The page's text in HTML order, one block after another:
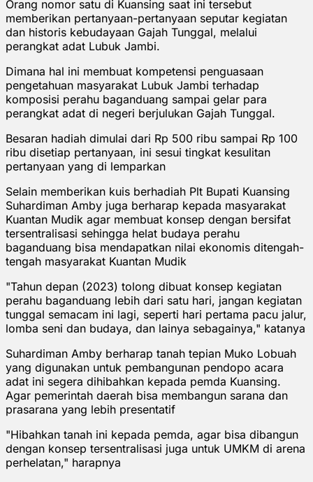
Orang nomor satu di Kuansing saat ini tersebut
memberikan pertanyaan-pertanyaan seputar kegiatan
dan historis kebudayaan Gajah Tunggal, melalui
perangkat adat Lubuk Jambi.
Dimana hal ini membuat kompetensi penguasaan
pengetahuan masyarakat Lubuk Jambi terhadap
komposisi perahu baganduang sampai gelar para
perangkat adat di negeri berjulukan Gajah Tunggal.
Besaran hadiah dimulai dari Rp 500 ribu sampai Rp 100
ribu disetiap pertanyaan, ini sesui tingkat kesulitan
pertanyaan yang di lemparkan
Selain memberikan kuis berhadiah Plt Bupati Kuansing
Suhardiman Amby juga berharap kepada masyarakat
Kuantan Mudik agar membuat konsep dengan bersifat
tersentralisasi sehingga helat budaya perahu
baganduang bisa mendapatkan nilai ekonomis ditengah-
tengah masyarakat Kuantan Mudik
"Tahun depan (2023) tolong dibuat konsep kegiatan
perahu baganduang lebih dari satu hari, jangan kegiatan
tunggal semacam ini lagi, seperti hari pertama pacu jalur,
lomba seni dan budaya, dan lainya sebagainya," katanya
Suhardiman Amby berharap tanah tepian Muko Lobuah
yang digunakan untuk pembangunan pendopo acara
adat ini segera dihibahkan kepada pemda Kuansing.
Agar pemerintah daerah bisa membangun sarana dan
prasarana yang lebih presentatif
"Hibahkan tanah ini kepada pemda, agar bisa dibangun
dengan konsep tersentralisasi juga untuk UMKM di arena
perhelatan," harapnya